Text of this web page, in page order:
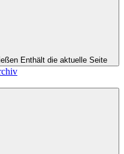
Enthält die aktuelle Seite